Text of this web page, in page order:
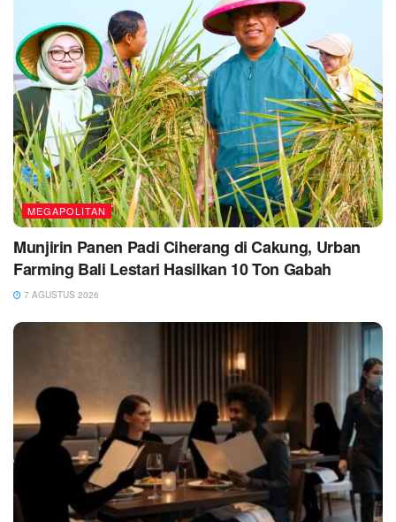
MEGAPOLITAN
Munjirin Panen Padi Ciherang di Cakung, Urban
Farming Bali Lestari Hasilkan 10 Ton Gabah
7 AGUSTUS 2026